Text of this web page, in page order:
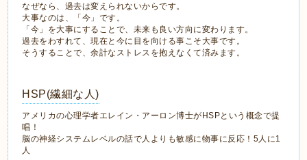
なぜなら、過去は変えられないからです。
大事なのは、「今」です。
「今」を大事にすることで、未来も良い方向に変わります。
過去をわすれて、現在と今に目を向ける事こそ大事です。
そうすることで、余計なストレスを抱えなくて済みます。
HSP(繊細な人)
アメリカの心理学者エレイン・アーロン博士がHSPという概念で提
唱！
脳の神経システムレベルの話で人よりも敏感に物事に反応！5人に1
人